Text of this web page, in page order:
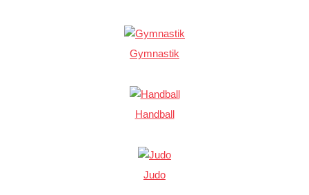
Gymnastik
Handball
Judo